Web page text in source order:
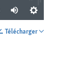
Télécharger